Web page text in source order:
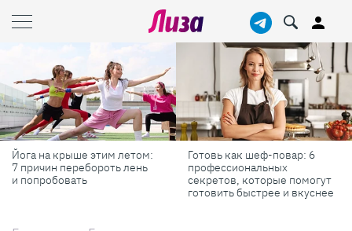
Готовь как шеф-повар: 6
профессиональных
секретов, которые помогут
Масштабные приключения:
самые красивые фестивали
России в августе